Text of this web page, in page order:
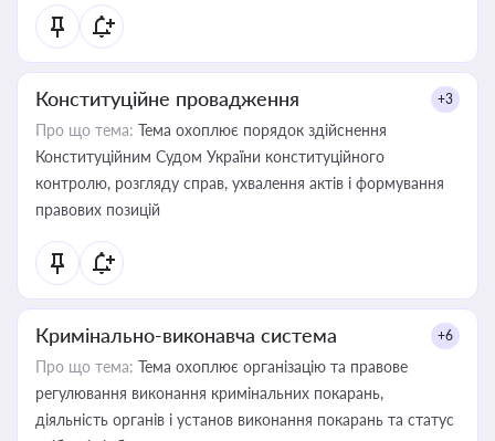
Конституційне провадження +3
Про що тема: Тема охоплює порядок здійснення
Конституційним Судом України конституційного
контролю, розгляду справ, ухвалення актів і формування
правових позицій
Кримінально-виконавча система +6
Про що тема: Тема охоплює організацію та правове
регулювання виконання кримінальних покарань,
діяльність органів і установ виконання покарань та статус